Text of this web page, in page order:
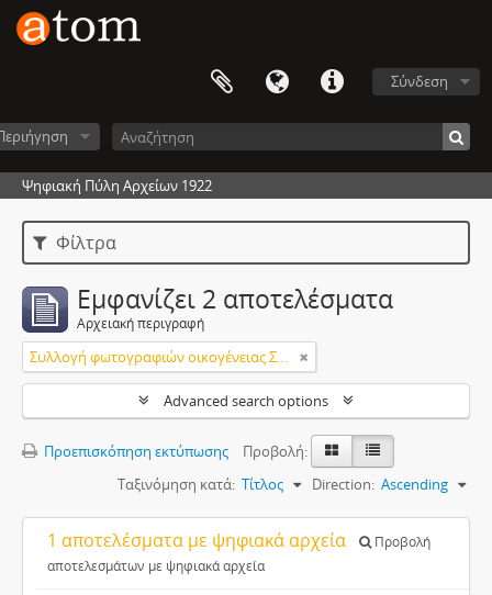
Σύνδεση
Ψηφιακή Πύλη Αρχείων 1922
Φίλτρα
Εμφανίζει 2 αποτελέσματα
Αρχειακή περιγραφή
Συλλογή φωτογραφιών οικογένειας Σφήκα
Advanced search options
Προεπισκόπηση εκτύπωσης
Προβολή:
Ταξινόμηση κατά: Τίτλος Direction: Ascending
1 αποτελέσματα με ψηφιακά αρχεία
Προβολή
αποτελεσμάτων με ψηφιακά αρχεία